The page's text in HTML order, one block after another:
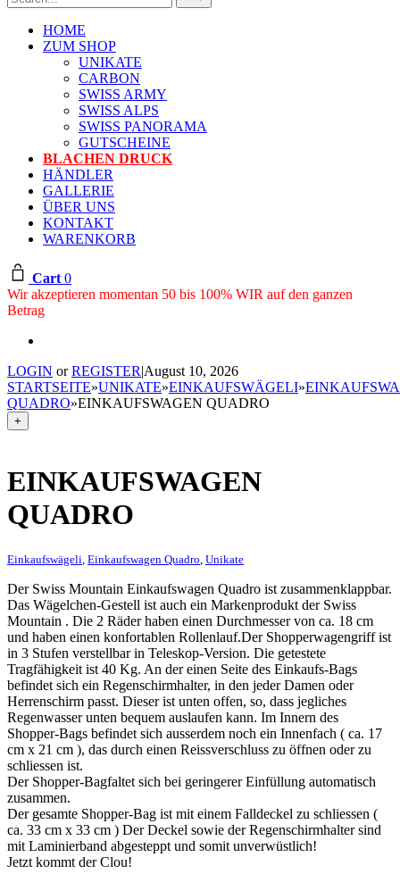
HOME
ZUM SHOP
UNIKATE
CARBON
SWISS ARMY
SWISS ALPS
SWISS PANORAMA
GUTSCHEINE
BLACHEN DRUCK
HÄNDLER
GALLERIE
ÜBER UNS
KONTAKT
WARENKORB
Cart 0
Wir akzeptieren momentan 50 bis 100% WIR auf den ganzen
Betrag
LOGIN orREGISTER|August 10, 2026
STARTSEITE»UNIKATE»EINKAUFSWÄGELI»
QUADRO»EINKAUFSWAGEN QUADRO
+
EINKAUFSWAGEN
QUADRO
Einkaufswägeli Einkaufswagen Quadro Unikate
Der Swiss Mountain Einkaufswagen Quadro ist zusammenklappbar.
Das Wägelchen-Gestell ist auch ein Markenprodukt der Swiss
Mountain . Die 2 Räder haben einen Durchmesser von ca. 18 cm
und haben einen konfortablen Rollenlauf.Der Shopperwagengriff ist
in 3 Stufen verstellbar in Teleskop-Version. Die getestete
Tragfähigkeit ist 40 Kg. An der einen Seite des Einkaufs-Bags
befindet sich ein Regenschirmhalter, in den jeder Damen oder
Herrenschirm passt. Dieser ist unten offen, so, dass jegliches
Regenwasser unten bequem auslaufen kann. Im Innern des
Shopper-Bags befindet sich ausserdem noch ein Innenfach ( ca. 17
cm x 21 cm ), das durch einen Reissverschluss zu öffnen oder zu
schliessen ist.
Der Shopper-Bagfaltet sich bei geringerer Einfüllung automatisch
zusammen.
Der gesamte Shopper-Bag ist mit einem Falldeckel zu schliessen (
ca. 33 cm x 33 cm ) Der Deckel sowie der Regenschirmhalter sind
mit Laminierband abgesteppt und somit unverwüstlich!
Jetzt kommt der Clou!